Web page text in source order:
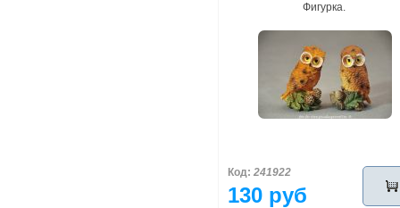
Фигурка.
Код: 241922
130 руб